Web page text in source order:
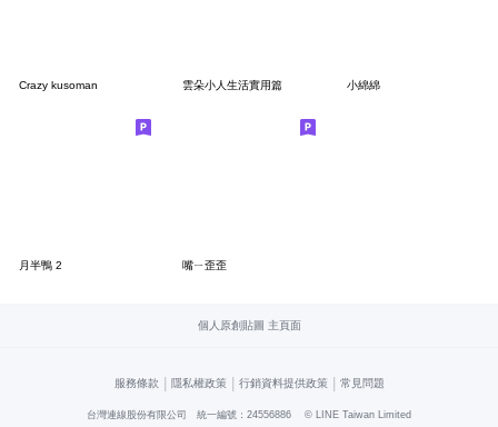
Crazy kusoman 雲朵小人生活實用篇 小綿綿
月半鴨 2 嘴ㄧ歪歪
個人原創貼圖 主頁面
服務條款 | 隱私權政策 | 行銷資料提供政策 | 常見問題
台灣連線股份有限公司 統一編號：24556886 © LINE Taiwan Limited